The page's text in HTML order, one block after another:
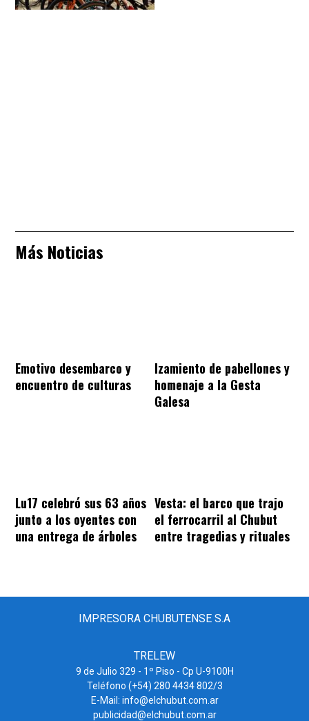
Más Noticias
Emotivo desembarco y
encuentro de culturas
Izamiento de pabellones y
homenaje a la Gesta
Galesa
Lu17 celebró sus 63 años
junto a los oyentes con
una entrega de árboles
Vesta: el barco que trajo
el ferrocarril al Chubut
entre tragedias y rituales
IMPRESORA CHUBUTENSE S.A
TRELEW
9 de Julio 329 - 1º Piso - Cp U-9100H
Teléfono (+54) 280 4434 802/3
E-Mail: info@elchubut.com.ar
publicidad@elchubut.com.ar